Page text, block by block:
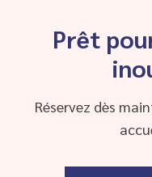
Prêt
Réservez dès